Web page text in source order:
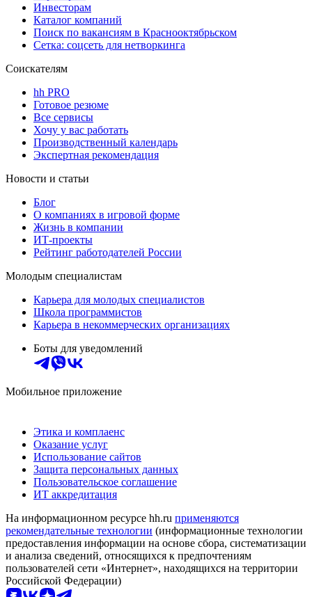
Инвесторам
Каталог компаний
Поиск по вакансиям в Краснооктябрьском
Сетка: соцсеть для нетворкинга
Соискателям
hh PRO
Готовое резюме
Все сервисы
Хочу у вас работать
Производственный календарь
Экспертная рекомендация
Новости и статьи
Блог
О компаниях в игровой форме
Жизнь в компании
ИТ-проекты
Рейтинг работодателей России
Молодым специалистам
Карьера для молодых специалистов
Школа программистов
Карьера в некоммерческих организациях
Боты для уведомлений
Мобильное приложение
Этика и комплаенс
Оказание услуг
Использование сайтов
Защита персональных данных
Пользовательское соглашение
ИТ аккредитация
На информационном ресурсе hh.ru применяются
рекомендательные технологии (информационные технологии
предоставления информации на основе сбора, систематизации
и анализа сведений, относящихся к предпочтениям
пользователей сети «Интернет», находящихся на территории
Российской Федерации)